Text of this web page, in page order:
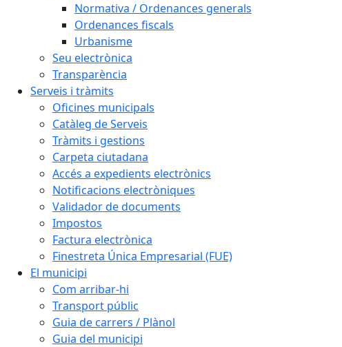
Normativa / Ordenances generals
Ordenances fiscals
Urbanisme
Seu electrònica
Transparència
Serveis i tràmits
Oficines municipals
Catàleg de Serveis
Tràmits i gestions
Carpeta ciutadana
Accés a expedients electrònics
Notificacions electròniques
Validador de documents
Impostos
Factura electrònica
Finestreta Única Empresarial (FUE)
El municipi
Com arribar-hi
Transport públic
Guia de carrers / Plànol
Guia del municipi